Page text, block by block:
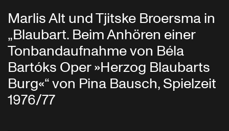
Marlis Alt und Tjitske Broersma in
„Blaubart. Beim Anhören einer
Tonbandaufnahme von Béla
Bartóks Oper »Herzog Blaubarts
Burg«“ von Pina Bausch, Spielzeit
1976/77